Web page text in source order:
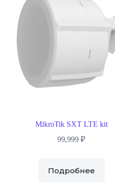
MikroTik SXT LTE kit
99,999₽
Подробнее